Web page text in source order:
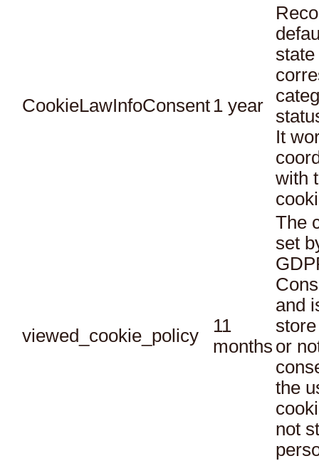
CookieLawInfoConsent 1 year
It
with
viewed_cookie_policy
11
months
The
set
and
or
the
not